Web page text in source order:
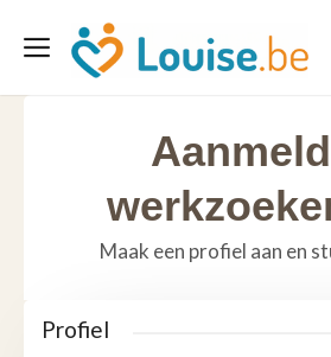
Maak een profiel aan en
Profiel